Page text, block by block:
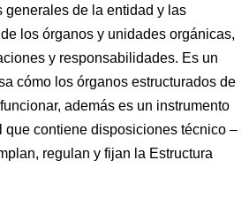
generales de la entidad y las
los órganos y unidades orgánicas,
y responsabilidades. Es un
cómo los órganos estructurados de
además es un instrumento
que contiene disposiciones técnico –
regulan y fijan la Estructura